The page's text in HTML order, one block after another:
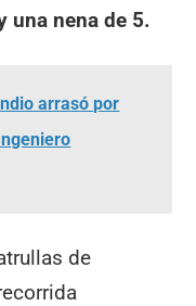
una nena de 5.
arrasó por
de